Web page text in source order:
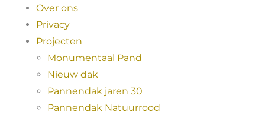
Over ons
Privacy
Projecten
Monumentaal Pand
Nieuw dak
Pannendak jaren 30
Pannendak Natuurrood